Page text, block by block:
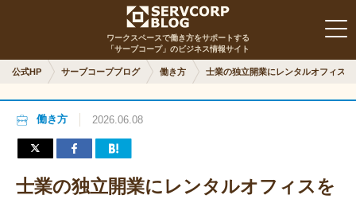
ワークスペースで働き方をサポートする
「サーブコープ」のビジネス情報サイト
公式HP サーブコープブログ 働き方 士業の独立開業にレンタルオフィス
働き方 2026.06.08
士業の独立開業にレンタルオフィスを